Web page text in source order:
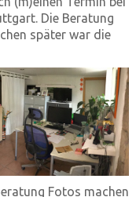
Die Beratung
später war die
Fotos machen